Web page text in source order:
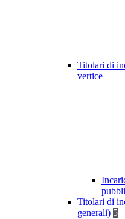
Titolari di
vertice
Titolari di
generali) 5